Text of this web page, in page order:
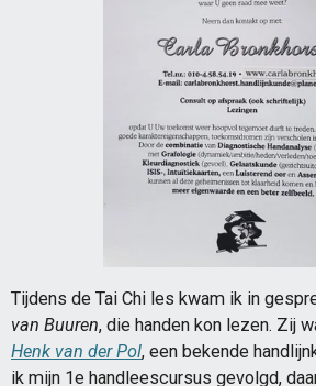
Tijdens de Tai Chi les kwam ik in
van Buuren, die handen kon lezen. Zij
Henk van der Pol, een bekende
ik mijn 1e handleescursus gevolgd,